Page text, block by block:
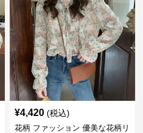
¥4,420 (税込)
花柄 ファッション 優美な花柄リ